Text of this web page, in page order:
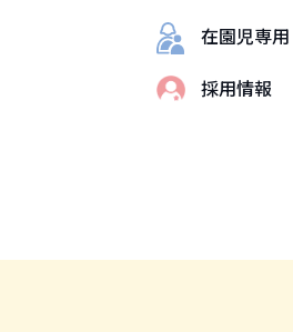
在園児専用
採用情報